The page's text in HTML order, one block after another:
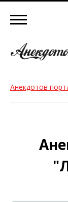
Анекдотов